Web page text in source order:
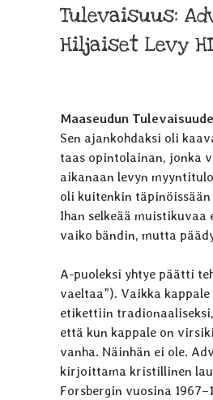
Tulevaisuus:
Hiljaiset Levy
Maaseudun
Sen ajankohdaksi oli
taas opintolainan, jonka
aikanaan levyn
oli kuitenkin
Ihan selkeää
vaiko bändin, mutta
A-puoleksi yhtye päätti
vaeltaa”). Vaikka
etikettiin
että kun kappale on
vanha. Näinhän ei ole.
kirjoittama kristillinen
Forsbergin vuosina